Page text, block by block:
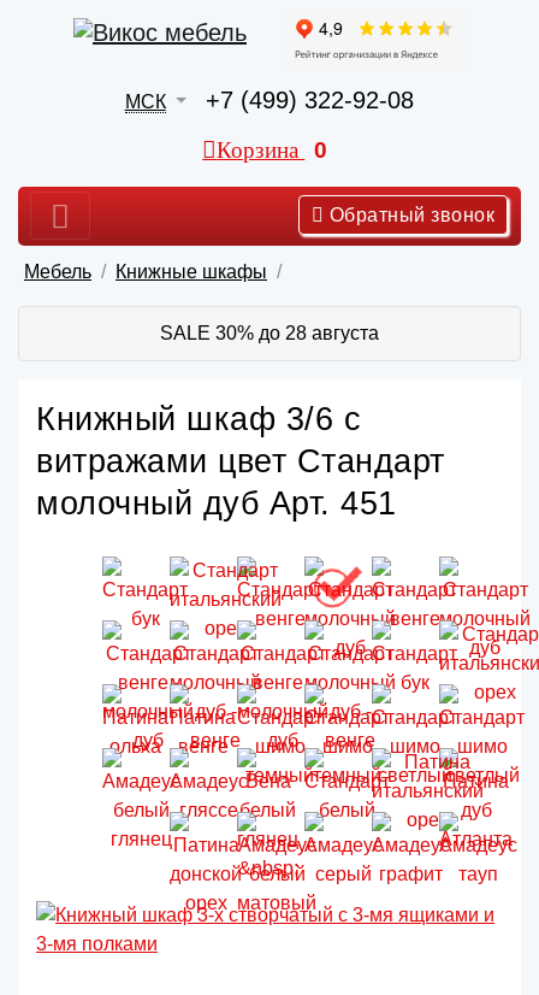
МСК +7 (499) 322-92-08
Корзина 0
Обратный звонок
Мебель Книжные шкафы
SALE 30% до 28 августа
Книжный шкаф 3/6 с
витражами цвет Стандарт
молочный дуб Арт. 451